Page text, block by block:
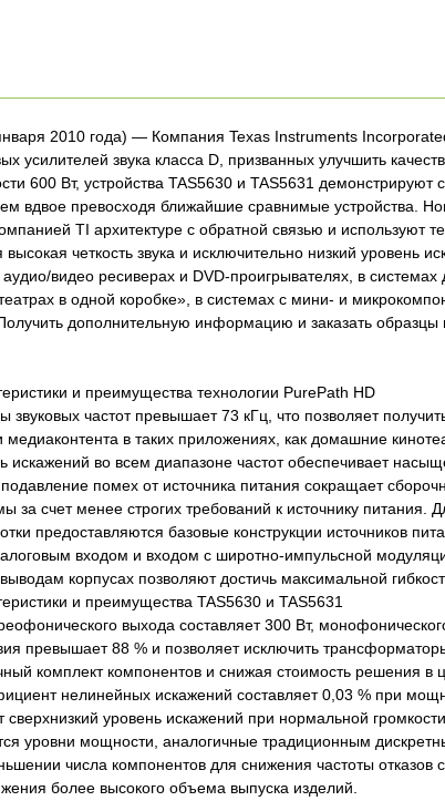
2010 года) — Компания Texas Instruments
усилителей звука класса D, призванных улучшить
600 Вт, устройства TAS5630 и TAS5631 демонстрируют
вдвое превосходя ближайшие сравнимые устройства.
TI архитектуре с обратной связью и используют
высокая четкость звука и исключительно низкий уровень
видео ресиверах и DVD-проигрывателях, в
в одной коробке», в системах с мини- и
дополнительную информацию и заказать
и преимущества технологии PurePath HD
частот превышает 73 кГц, что позволяет
медиаконтента в таких приложениях, как домашние
во всем диапазоне частот обеспечивает
помех от источника питания сокращает
за счет менее строгих требований к источнику
предоставляются базовые конструкции источников
входом и входом с широтно-импульсной
корпусах позволяют достичь максимальной
и преимущества TAS5630 и TAS5631
выхода составляет 300 Вт,
превышает 88 % и позволяет исключить
комплект компонентов и снижая стоимость решения в
нелинейных искажений составляет 0,03 % при
сверхнизкий уровень искажений при нормальной
уровни мощности, аналогичные традиционным
числа компонентов для снижения частоты отказов
более высокого объема выпуска изделий.